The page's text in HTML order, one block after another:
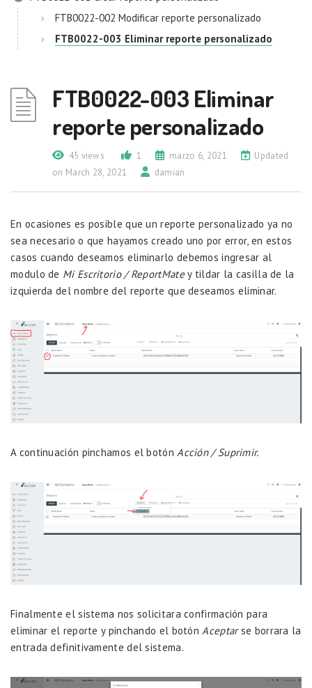
FTB0022-002 Modificar reporte personalizado
FTB0022-003 Eliminar reporte personalizado
FTB0022-003 Eliminar
reporte personalizado
45 views 1 marzo 6, 2021
Updated
on March 28, 2021
damian
En ocasiones es posible que un reporte personalizado ya no
sea necesario o que hayamos creado uno por error, en estos
casos cuando deseamos eliminarlo debemos ingresar al
modulo de Mi Escritorio / ReportMatey tildar la casilla de la
izquierda del nombre del reporte que deseamos eliminar.
A continuación pinchamos el botónAcción / Suprimir.
Finalmente el sistema nos solicitara confirmación para
eliminar el reporte y pinchando el botónAceptarse borrara la
entrada definitivamente del sistema.